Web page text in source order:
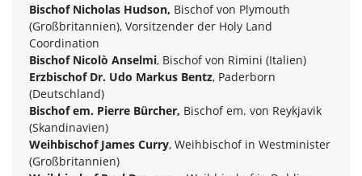
Bischof Nicholas Hudson, Bischof von Plymouth
(Großbritannien), Vorsitzender der Holy Land
Coordination
Bischof Nicolò Anselmi, Bischof von Rimini (Italien)
Erzbischof Dr. Udo Markus Bentz, Paderborn
(Deutschland)
Bischof em. Pierre Bürcher, Bischof em. von Reykjavik
(Skandinavien)
Weihbischof James Curry, Weihbischof in Westminister
(Großbritannien)